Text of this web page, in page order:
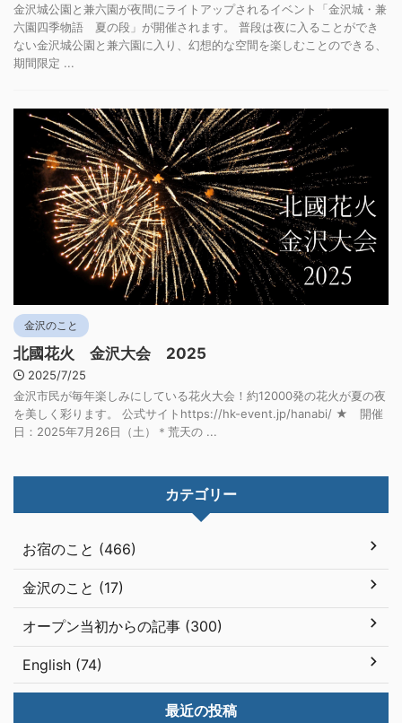
金沢城公園と兼六園が夜間にライトアップされるイベント「金沢城・兼
六園四季物語 夏の段」が開催されます。 普段は夜に入ることができ
ない金沢城公園と兼六園に入り、幻想的な空間を楽しむことのできる、
期間限定 ...
金沢のこと
北國花火 金沢大会 2025
2025/7/25
金沢市民が毎年楽しみにしている花火大会！約12000発の花火が夏の夜
を美しく彩ります。 公式サイトhttps://hk-event.jp/hanabi/ ★ 開催
日：2025年7月26日（土）＊荒天の ...
カテゴリー
お宿のこと (466)
金沢のこと (17)
オープン当初からの記事 (300)
English (74)
最近の投稿